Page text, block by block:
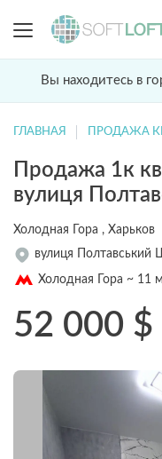
Вы находитесь в
ГЛАВНАЯ ПРОДАЖА
Продажа 1к
вулиця
Холодная Гора , Харьков
вулиця Полтавський
Холодная Гора ~ 11
52 000 $